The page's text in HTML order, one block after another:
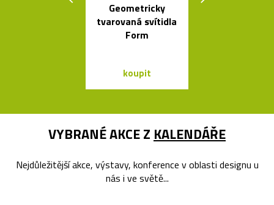
Geometricky
tvarovaná svítidla
Form
koupit
VYBRANÉ AKCE Z KALENDÁŘE
Nejdůležitější akce, výstavy, konference v oblasti designu u
nás i ve světě...